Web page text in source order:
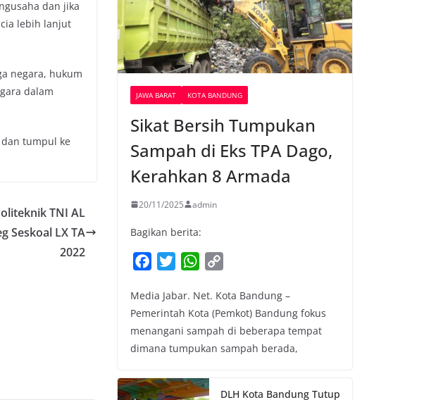
dan jika
lebih lanjut
negara, hukum
dalam
tumpul ke
TNI AL
Seskoal LX TA
2022
JAWA BARAT KOTA BANDUNG
Sikat Bersih Tumpukan
Sampah di Eks TPA Dago,
Kerahkan 8 Armada
20/11/2025 admin
Bagikan berita:
c
e
b
o
k
i
t
t
e
W
a
t
s
A
p
p
y
L
i
k
Media Jabar. Net. Kota Bandung –
Pemerintah Kota (Pemkot) Bandung fokus
menangani sampah di beberapa tempat
dimana tumpukan sampah berada,
DLH Kota Bandung Tutup